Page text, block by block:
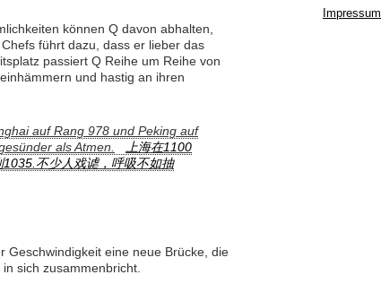
können Q davon abhalten,
führt dazu, dass er lieber das
passiert Q Reihe um Reihe von
und hastig an ihren
auf Rang 978 und Peking auf
als Atmen.
上海在1100
不少人戏谑，呼吸不如抽
Geschwindigkeit eine neue Brücke, die
sich zusammenbricht.
Impressum